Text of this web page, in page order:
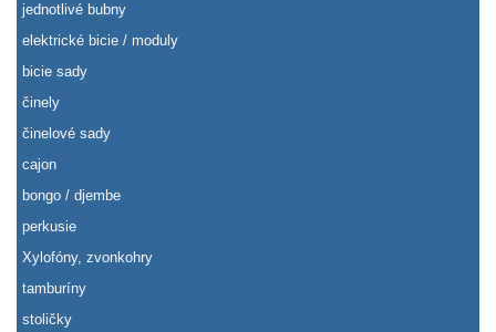
jednotlivé bubny
elektrické bicie / moduly
bicie sady
činely
činelové sady
cajon
bongo / djembe
perkusie
Xylofóny, zvonkohry
tamburíny
stoličky